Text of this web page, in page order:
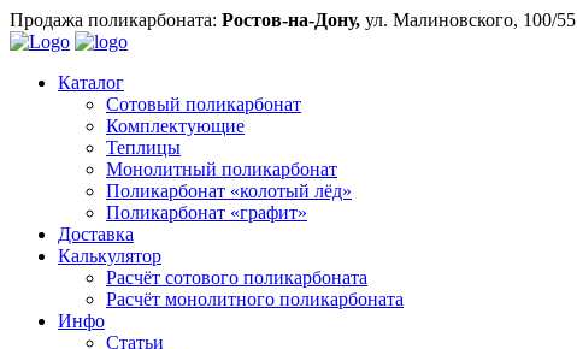
Продажа поликарбоната: Ростов-на-Дону, ул. Малиновского, 100/55
Каталог
Сотовый поликарбонат
Комплектующие
Теплицы
Монолитный поликарбонат
Поликарбонат «колотый лёд»
Поликарбонат «графит»
Доставка
Калькулятор
Расчёт сотового поликарбоната
Расчёт монолитного поликарбоната
Инфо
Статьи